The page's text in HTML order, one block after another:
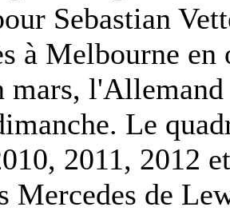
Sebastian
à Melbourne
mars,
Le
2011, 2012
Mercedes de